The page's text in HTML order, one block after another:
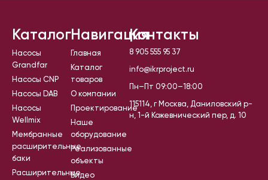
Каталог
Насосы
Grandfar
Насосы CNP
Насосы DAB
Насосы
Wellmix
Мембранные
расширительные
баки
Расширительные
Навигация
Главная
Каталог
товаров
О компании
Проектирование
Наше
оборудование
Реализованные
объекты
Видео
Контакты
8 905 555 95 37
info@ikrproject.ru
Пн–Пт 09:00–18:00
115114, г Москва, Даниловский р-
н, 1-й Кожевнический пер, д. 10